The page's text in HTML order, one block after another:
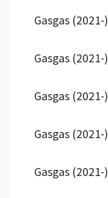
Gasgas (2021-)
Gasgas (2021-)
Gasgas (2021-)
Gasgas (2021-)
Gasgas (2021-)